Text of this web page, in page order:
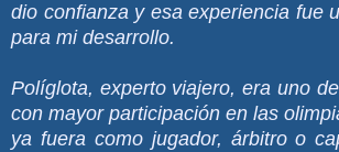
dio confianza y esa experiencia fue
para mi desarrollo.
Políglota, experto viajero, era uno
con mayor participación en las
ya fuera como jugador, árbitro o